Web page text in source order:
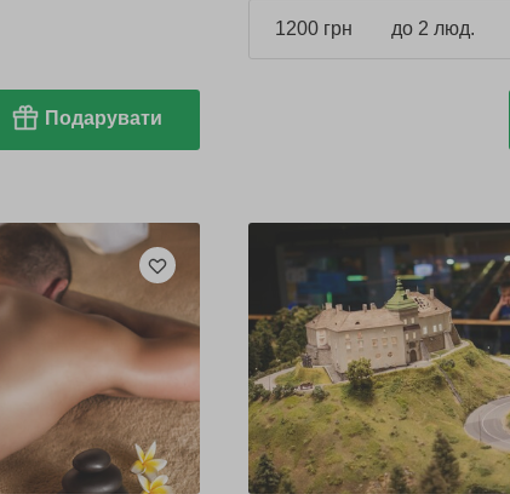
Подарувати
1200 грн до 2 люд.